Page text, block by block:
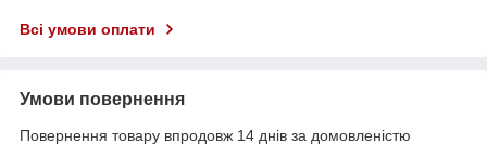
Всі умови оплати
Умови повернення
Повернення товару впродовж 14 днів за домовленістю